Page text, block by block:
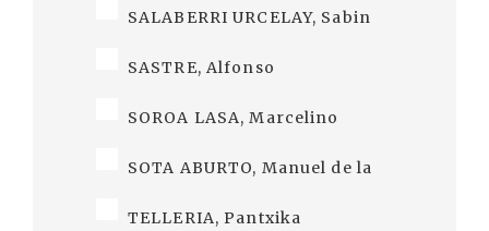
SALABERRI URCELAY, Sabin
SASTRE, Alfonso
SOROA LASA, Marcelino
SOTA ABURTO, Manuel de la
TELLERIA, Pantxika